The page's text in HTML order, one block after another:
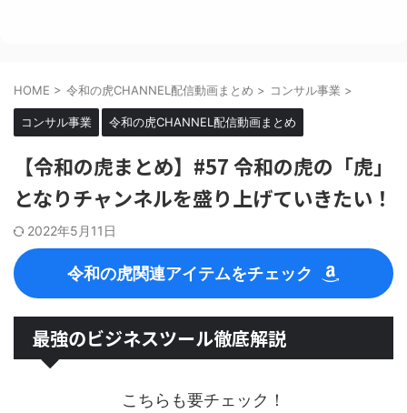
HOME > 令和の虎CHANNEL配信動画まとめ > コンサル事業 >
コンサル事業 令和の虎CHANNEL配信動画まとめ
【令和の虎まとめ】#57 令和の虎の「虎」
となりチャンネルを盛り上げていきたい！
2022年5月11日
令和の虎関連アイテムをチェック
最強のビジネスツール徹底解説
こちらも要チェック！